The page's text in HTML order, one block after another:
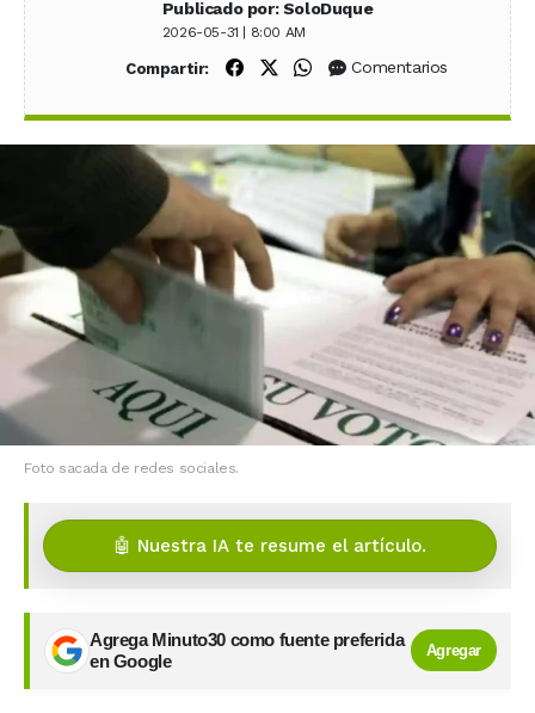
Publicado por: SoloDuque
2026-05-31 | 8:00 AM
Compartir: Compartir en Facebook
Compartir en X (Twitter)
Compartir en WhatsApp
Comentarios
Foto sacada de redes sociales.
🤖 Nuestra IA te resume el artículo.
Agrega Minuto30 como fuente preferida
en Google
Agregar